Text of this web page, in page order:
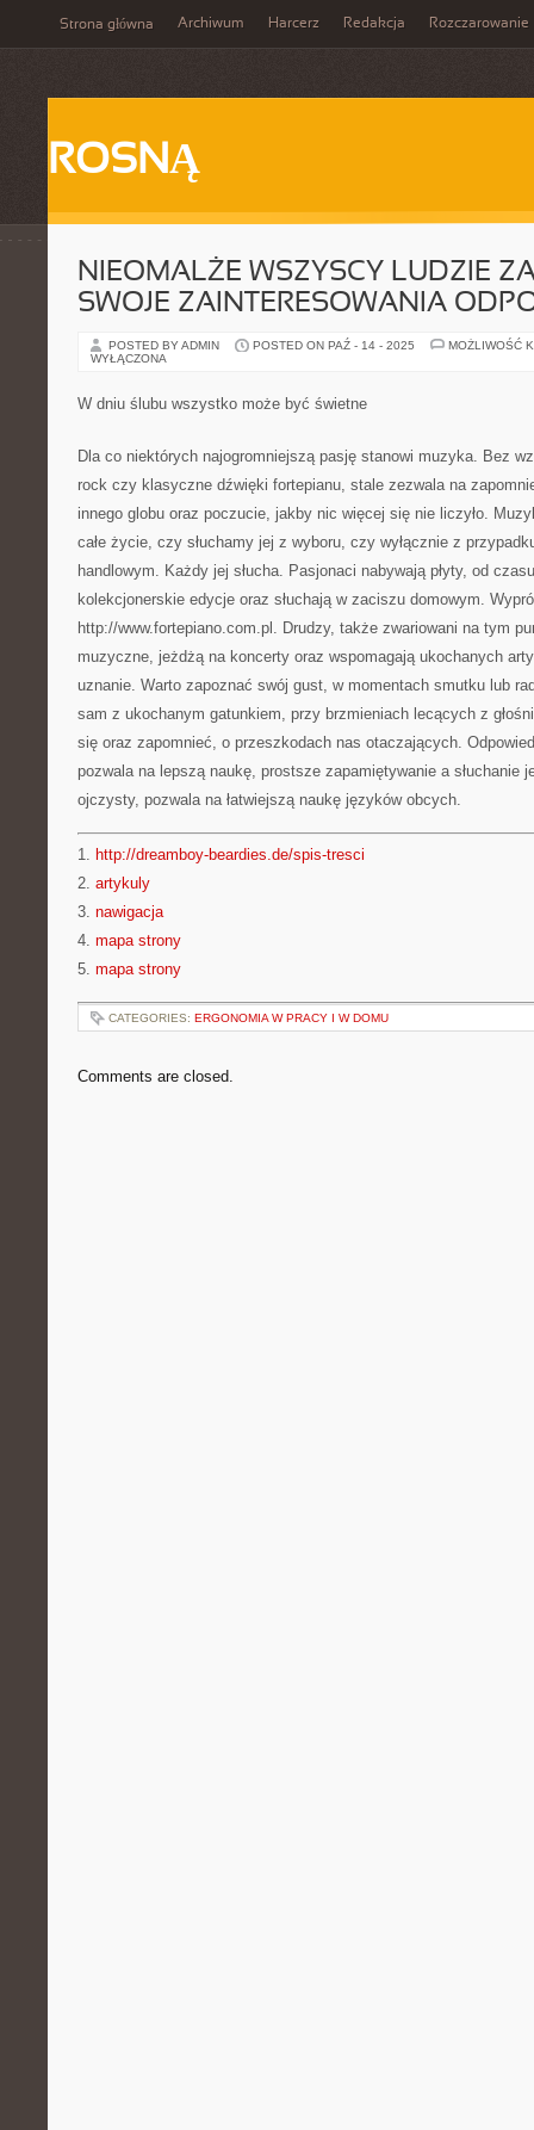
Strona główna Archiwum Harcerz Redakcja Rozczarowanie
ROSNĄ
NIEOMALŻE WSZYSCY LUDZIE
SWOJE ZAINTERESOWANIA
POSTED BY ADMIN POSTED ON PAŹ - 14 - 2025
MOŻLIWOŚĆ
WYŁĄCZONA
W dniu ślubu wszystko może być świetne
Dla co niektórych najogromniejszą pasję stanowi muzyka. Bez
rock czy klasyczne dźwięki fortepianu, stale zezwala na
innego globu oraz poczucie, jakby nic więcej się nie liczyło.
całe życie, czy słuchamy jej z wyboru, czy wyłącznie z
handlowym. Każdy jej słucha. Pasjonaci nabywają płyty, od
kolekcjonerskie edycje oraz słuchają w zaciszu domowym.
http://www.fortepiano.com.pl. Drudzy, także zwariowani na tym
muzyczne, jeżdżą na koncerty oraz wspomagają ukochanych
uznanie. Warto zapoznać swój gust, w momentach smutku lub
sam z ukochanym gatunkiem, przy brzmieniach lecących z
się oraz zapomnieć, o przeszkodach nas otaczających.
pozwala na lepszą naukę, prostsze zapamiętywanie a słuchanie
ojczysty, pozwala na łatwiejszą naukę języków obcych.
1. http://dreamboy-beardies.de/spis-tresci
2. artykuly
3. nawigacja
4. mapa strony
5. mapa strony
CATEGORIES: ERGONOMIA W PRACY I W DOMU
Comments are closed.